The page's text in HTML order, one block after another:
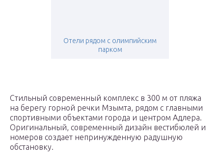
Отели рядом с олимпийским
парком
Стильный современный комплекс в 300 м от пляжа
на берегу горной речки Мзымта, рядом с главными
спортивными объектами города и центром Адлера.
Оригинальный, современный дизайн вестибюлей и
номеров создает непринужденную радушную
обстановку.